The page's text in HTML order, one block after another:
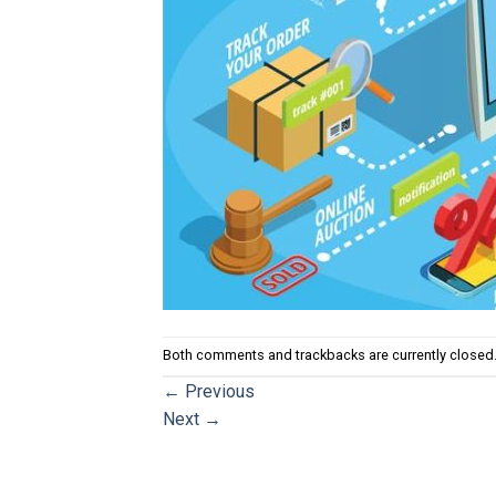
Both comments and trackbacks are currently closed.
← Previous
Next →